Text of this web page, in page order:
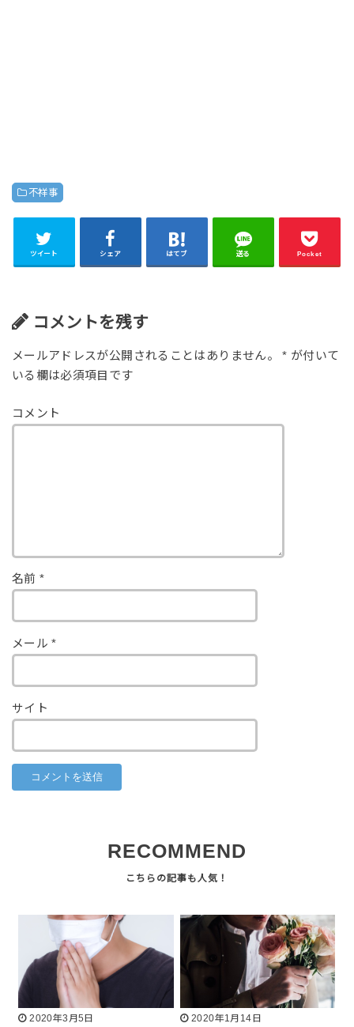
不祥事
ツイート シェア はてブ 送る Pocket
コメントを残す
メールアドレスが公開されることはありません。 * が付いて
いる欄は必須項目です
コメント
名前 *
メール*
サイト
RECOMMEND
2020年3月5日
2020年1月14日